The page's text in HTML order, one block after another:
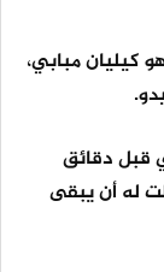
كيليان مبابي،
قبل دقائق
له أن يبقى